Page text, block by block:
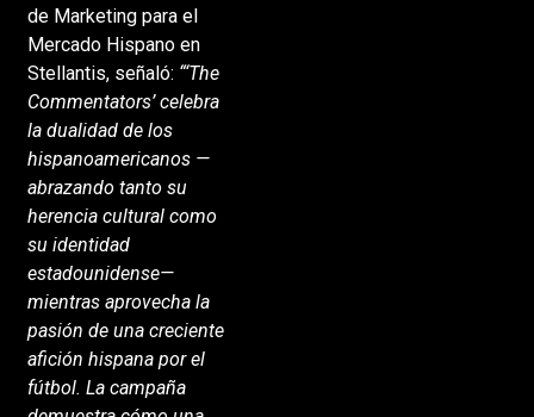
de Marketing para el
Mercado Hispano en
Stellantis, señaló: “‘The
Commentators’ celebra
la dualidad de los
hispanoamericanos —
abrazando tanto su
herencia cultural como
su identidad
estadounidense—
mientras aprovecha la
pasión de una creciente
afición hispana por el
fútbol. La campaña